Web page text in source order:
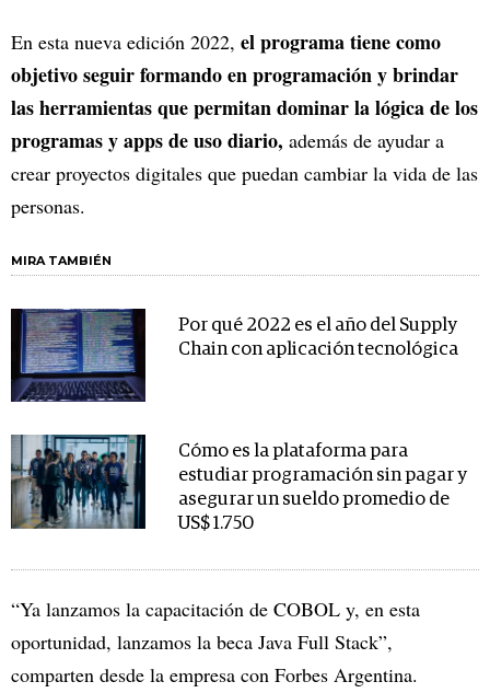
En esta nueva edición 2022, el programa tiene como
objetivo seguir formando en programación y brindar
las herramientas que permitan dominar la lógica de los
programas y apps de uso diario, además de ayudar a
crear proyectos digitales que puedan cambiar la vida de las
personas.
MIRA TAMBIÉN
Por qué 2022 es el año del Supply
Chain con aplicación tecnológica
Cómo es la plataforma para
estudiar programación sin pagar y
asegurar un sueldo promedio de
US$ 1.750
“Ya lanzamos la capacitación de COBOL y, en esta
oportunidad, lanzamos la beca Java Full Stack”,
comparten desde la empresa con Forbes Argentina.